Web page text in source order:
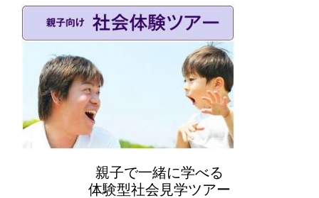
親子で一緒に学べる
体験型社会見学ツアー